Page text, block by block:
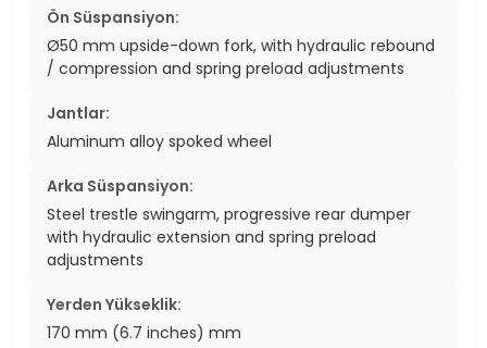
Ön Süspansiyon:
Ø50 mm upside-down fork, with hydraulic rebound
/ compression and spring preload adjustments
Jantlar:
Aluminum alloy spoked wheel
Arka Süspansiyon:
Steel trestle swingarm, progressive rear dumper
with hydraulic extension and spring preload
adjustments
Yerden Yükseklik:
170 mm (6.7 inches) mm